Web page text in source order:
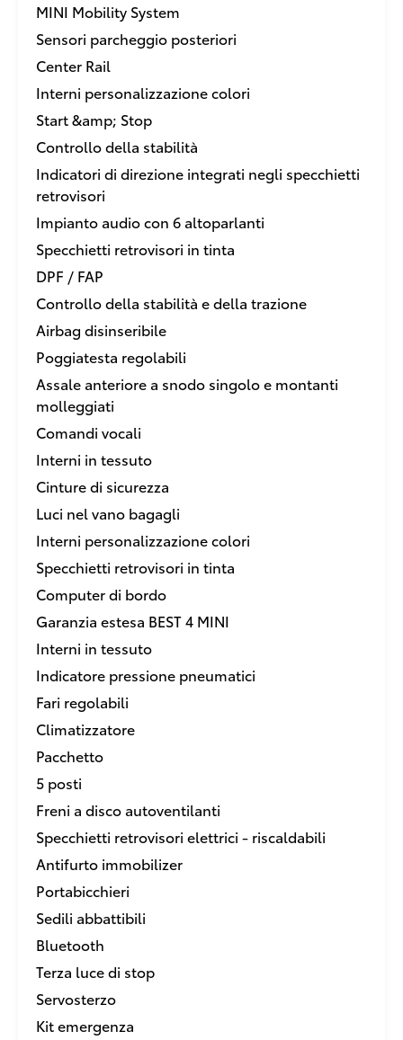
MINI Mobility System
Sensori parcheggio posteriori
Center Rail
Interni personalizzazione colori
Start &amp; Stop
Controllo della stabilità
Indicatori di direzione integrati negli specchietti
retrovisori
Impianto audio con 6 altoparlanti
Specchietti retrovisori in tinta
DPF / FAP
Controllo della stabilità e della trazione
Airbag disinseribile
Poggiatesta regolabili
Assale anteriore a snodo singolo e montanti
molleggiati
Comandi vocali
Interni in tessuto
Cinture di sicurezza
Luci nel vano bagagli
Interni personalizzazione colori
Specchietti retrovisori in tinta
Computer di bordo
Garanzia estesa BEST 4 MINI
Interni in tessuto
Indicatore pressione pneumatici
Fari regolabili
Climatizzatore
Pacchetto
5 posti
Freni a disco autoventilanti
Specchietti retrovisori elettrici - riscaldabili
Antifurto immobilizer
Portabicchieri
Sedili abbattibili
Bluetooth
Terza luce di stop
Servosterzo
Kit emergenza